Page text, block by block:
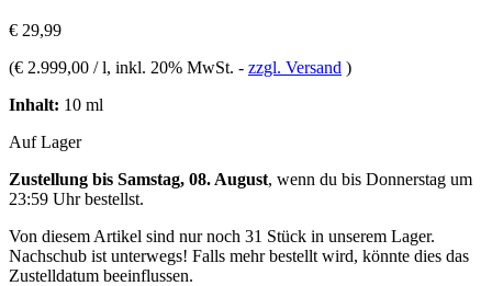
€ 29,99
(€ 2.999,00 / l, inkl. 20% MwSt. - zzgl. Versand )
Inhalt: 10 ml
Auf Lager
Zustellung bis Samstag, 08. August, wenn du bis Donnerstag um
23:59 Uhrbestellst.
Von diesem Artikel sind nur noch 31 Stück in unserem Lager.
Nachschub ist unterwegs! Falls mehr bestellt wird, könnte dies das
Zustelldatum beeinflussen.